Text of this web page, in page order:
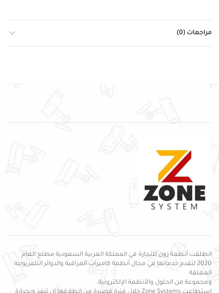
مراجعات (0)
انطلقت أنظمة زون للتجارة في المملكة العربية السعودية مطلع العام
2020 لتقدم خدماتها في مجال أنظمة كاميرات المراقبة والدوائر التلفزيونية
المغلقة
ومجموعة من الحلول والأنظمة الإلكترونية.